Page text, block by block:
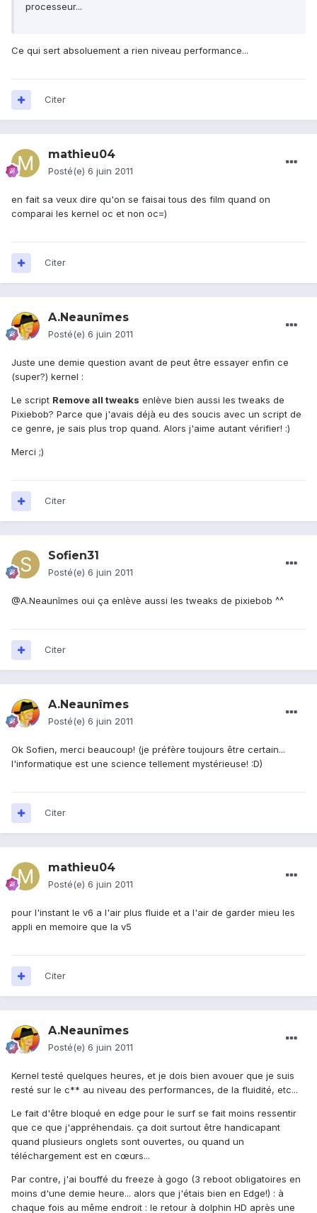
processeur...
Ce qui sert absoluement a rien niveau performance...
Citer
mathieu04
Posté(e) 6 juin 2011
en fait sa veux dire qu'on se faisai tous des film quand on
comparai les kernel oc et non oc=)
Citer
A.Neaunîmes
Posté(e) 6 juin 2011
Juste une demie question avant de peut être essayer enfin ce
(super?) kernel :
Le script Remove all tweaks enlève bien aussi les tweaks de
Pixiebob? Parce que j'avais déjà eu des soucis avec un script de
ce genre, je sais plus trop quand. Alors j'aime autant vérifier! :)
Merci ;)
Citer
Sofien31
Posté(e) 6 juin 2011
@A.Neaunîmes oui ça enlève aussi les tweaks de pixiebob ^^
Citer
A.Neaunîmes
Posté(e) 6 juin 2011
Ok Sofien, merci beaucoup! (je préfère toujours être certain...
l'informatique est une science tellement mystérieuse! :D)
Citer
mathieu04
Posté(e) 6 juin 2011
pour l'instant le v6 a l'air plus fluide et a l'air de garder mieu les
appli en memoire que la v5
Citer
A.Neaunîmes
Posté(e) 6 juin 2011
Kernel testé quelques heures, et je dois bien avouer que je suis
resté sur le c** au niveau des performances, de la fluidité, etc...
Le fait d'être bloqué en edge pour le surf se fait moins ressentir
que ce que j'appréhendais. ça doit surtout être handicapant
quand plusieurs onglets sont ouvertes, ou quand un
téléchargement est en cœurs...
Par contre, j'ai bouffé du freeze à gogo (3 reboot obligatoires en
moins d'une demie heure... alors que j'étais bien en Edge!) : à
chaque fois au même endroit : le retour à dolphin HD après une